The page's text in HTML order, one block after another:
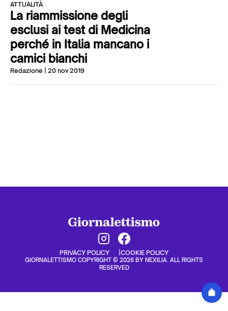
Chi siamo
Contatti
ATTUALITÀ
La riammissione degli
esclusi ai test di Medicina
perché in Italia mancano i
camici bianchi
Redazione | 20 nov 2019
PRIVACY POLICY COOKIE POLICY
GIORNALETTISMO COPYRIGHT © 2026 BY NEXILIA. ALL RIGHTS
RESERVED